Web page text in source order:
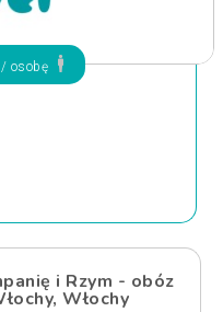
/ osobę
i Rzym - obóz
Włochy